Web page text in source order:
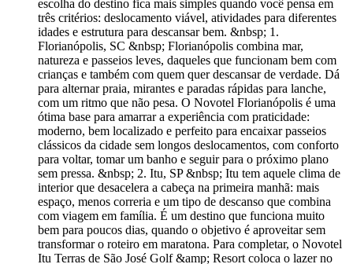
escolha do destino fica mais simples quando você pensa em
três critérios: deslocamento viável, atividades para diferentes
idades e estrutura para descansar bem. &nbsp; 1.
Florianópolis, SC &nbsp; Florianópolis combina mar,
natureza e passeios leves, daqueles que funcionam bem com
crianças e também com quem quer descansar de verdade. Dá
para alternar praia, mirantes e paradas rápidas para lanche,
com um ritmo que não pesa. O Novotel Florianópolis é uma
ótima base para amarrar a experiência com praticidade:
moderno, bem localizado e perfeito para encaixar passeios
clássicos da cidade sem longos deslocamentos, com conforto
para voltar, tomar um banho e seguir para o próximo plano
sem pressa. &nbsp; 2. Itu, SP &nbsp; Itu tem aquele clima de
interior que desacelera a cabeça na primeira manhã: mais
espaço, menos correria e um tipo de descanso que combina
com viagem em família. É um destino que funciona muito
bem para poucos dias, quando o objetivo é aproveitar sem
transformar o roteiro em maratona. Para completar, o Novotel
Itu Terras de São José Golf &amp; Resort coloca o lazer no